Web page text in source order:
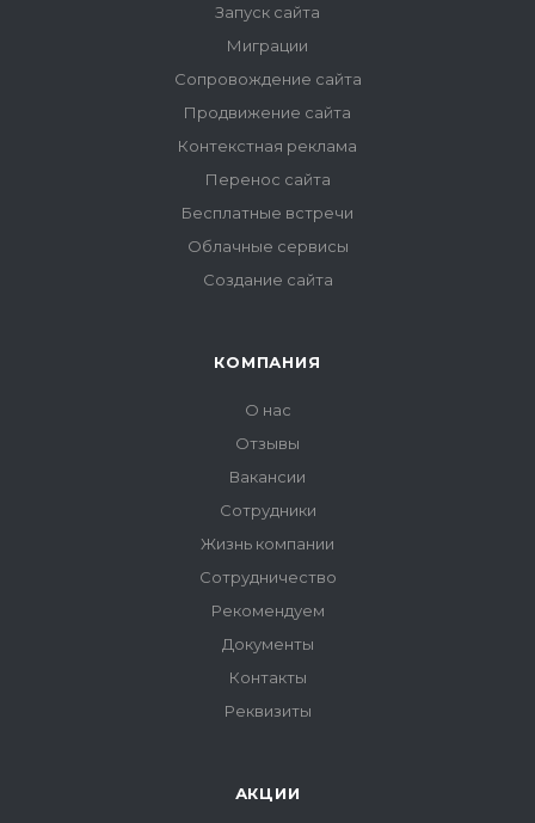
Запуск сайта
Миграции
Сопровождение сайта
Продвижение сайта
Контекстная реклама
Перенос сайта
Бесплатные встречи
Облачные сервисы
Создание сайта
КОМПАНИЯ
О нас
Отзывы
Вакансии
Сотрудники
Жизнь компании
Сотрудничество
Рекомендуем
Документы
Контакты
Реквизиты
АКЦИИ